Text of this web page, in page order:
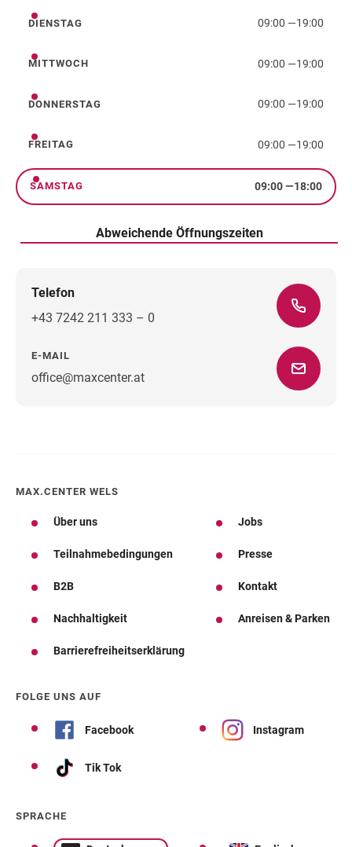
Dienstag
DIENSTAG 09:00 —19:00
Mittwoch
MITTWOCH 09:00 —19:00
Donnerstag
DONNERSTAG 09:00 —19:00
Freitag
FREITAG 09:00 —19:00
Samstag
SAMSTAG 09:00—18:00
Abweichende Öffnungszeiten
Telefon
+43 7242 211 333 – 0
E-MAIL
office@maxcenter.atWegbeschreibung
MAX.CENTER WELS
Über uns Jobs
Teilnahmebedingungen Presse
B2B Kontakt
Nachhaltigkeit Anreisen & Parken
Barrierefreiheitserklärung
FOLGE UNS AUF
Facebook Instagram
Tik Tok
SPRACHE